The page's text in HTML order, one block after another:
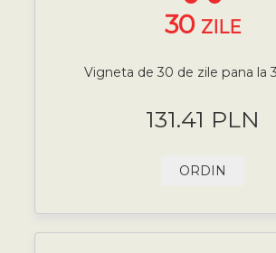
30 ZILE
Vigneta de 30 de zile pana la
131.41 PLN
ORDIN